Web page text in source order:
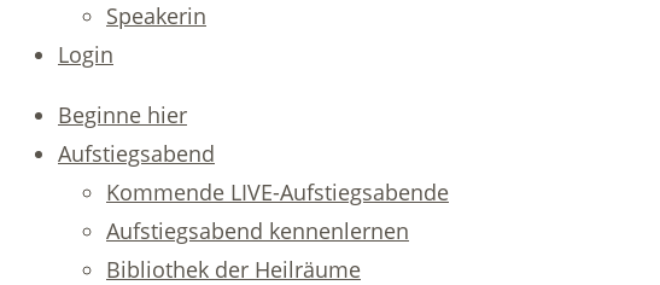
Speakerin
Login
Beginne hier
Aufstiegsabend
Kommende LIVE-Aufstiegsabende
Aufstiegsabend kennenlernen
Bibliothek der Heilräume